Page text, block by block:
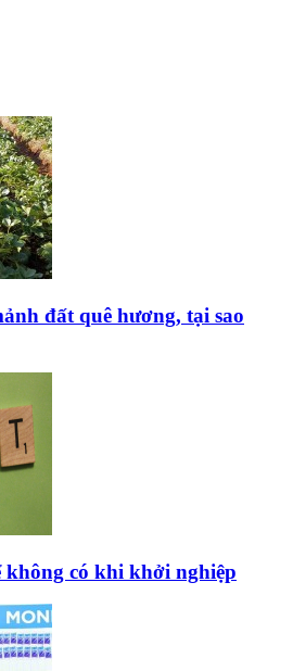
đất quê hương, tại sao
có khi khởi nghiệp